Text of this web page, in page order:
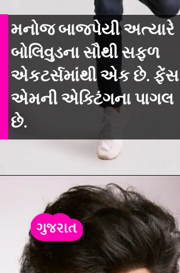
મનોજ બાજપેયી અત્યારે
બોલિવુડના સૌથી સફળ
એકટર્સમાંથી એક છે. ફેંસ
એમની એક્ટિંગના પાગલ